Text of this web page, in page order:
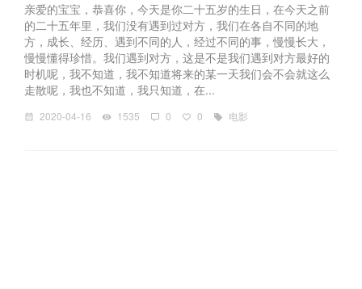
亲爱的宝宝，恭喜你，今天是你二十五岁的生日，在今天之前
的二十五年里，我们没有遇到过对方，我们在各自不同的地
方，成长、经历、遇到不同的人，经过不同的事，慢慢长大，
慢慢懂得珍惜。我们遇到对方，这是不是我们遇到对方最好的
时机呢，我不知道，我不知道将来的某一天我们会不会就这么
走散呢，我也不知道，我只知道，在...
2020-04-16 1535 0 0 电影